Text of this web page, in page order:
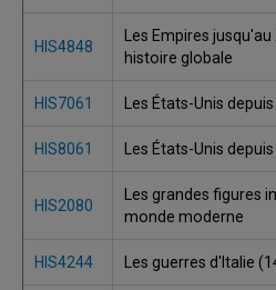
HIS4848
Les Empires
histoire globale
HIS7061 Les États-Unis
HIS8061 Les États-Unis
HIS2080
Les grandes figures
monde moderne
HIS4244 Les guerres d'Italie